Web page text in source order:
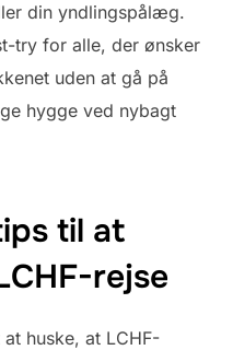
din yndlingspålæg.
try for alle, der ønsker
uden at gå på
hygge ved nybagt
til at
rejse
huske, at LCHF-